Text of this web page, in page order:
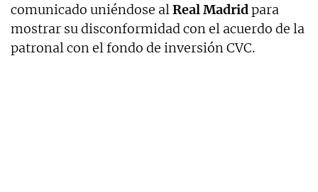
comunicado uniéndose alReal Madridpara
mostrar su disconformidad con el acuerdo de la
patronal con el fondo de inversión CVC.